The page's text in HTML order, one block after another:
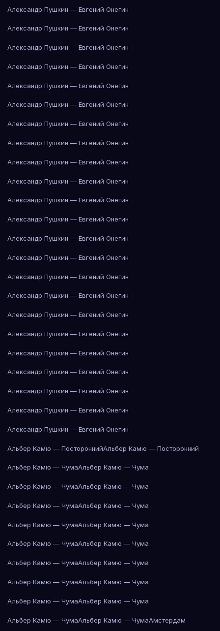
Александр Пушкин — Евгений Онегин
Александр Пушкин — Евгений Онегин
Александр Пушкин — Евгений Онегин
Александр Пушкин — Евгений Онегин
Александр Пушкин — Евгений Онегин
Александр Пушкин — Евгений Онегин
Александр Пушкин — Евгений Онегин
Александр Пушкин — Евгений Онегин
Александр Пушкин — Евгений Онегин
Александр Пушкин — Евгений Онегин
Александр Пушкин — Евгений Онегин
Александр Пушкин — Евгений Онегин
Александр Пушкин — Евгений Онегин
Александр Пушкин — Евгений Онегин
Александр Пушкин — Евгений Онегин
Александр Пушкин — Евгений Онегин
Александр Пушкин — Евгений Онегин
Александр Пушкин — Евгений Онегин
Александр Пушкин — Евгений Онегин
Александр Пушкин — Евгений Онегин
Александр Пушкин — Евгений Онегин
Александр Пушкин — Евгений Онегин
Александр Пушкин — Евгений Онегин
Альбер Камю — ПостороннийАльбер Камю — Посторонний
Альбер Камю — ЧумаАльбер Камю — Чума
Альбер Камю — ЧумаАльбер Камю — Чума
Альбер Камю — ЧумаАльбер Камю — Чума
Альбер Камю — ЧумаАльбер Камю — Чума
Альбер Камю — ЧумаАльбер Камю — Чума
Альбер Камю — ЧумаАльбер Камю — Чума
Альбер Камю — ЧумаАльбер Камю — Чума
Альбер Камю — ЧумаАльбер Камю — Чума
Альбер Камю — ЧумаАльбер Камю — ЧумаАмстердам